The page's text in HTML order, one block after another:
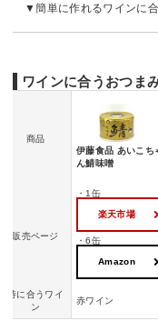
簡単に作れるワインに
ワインに合うおつま
商品
伊藤食品 あいこち
ん鯖味噌
販売ページ
・1缶
楽天市場
・6缶
Amazon
特に合うワイ
ン
赤ワイン